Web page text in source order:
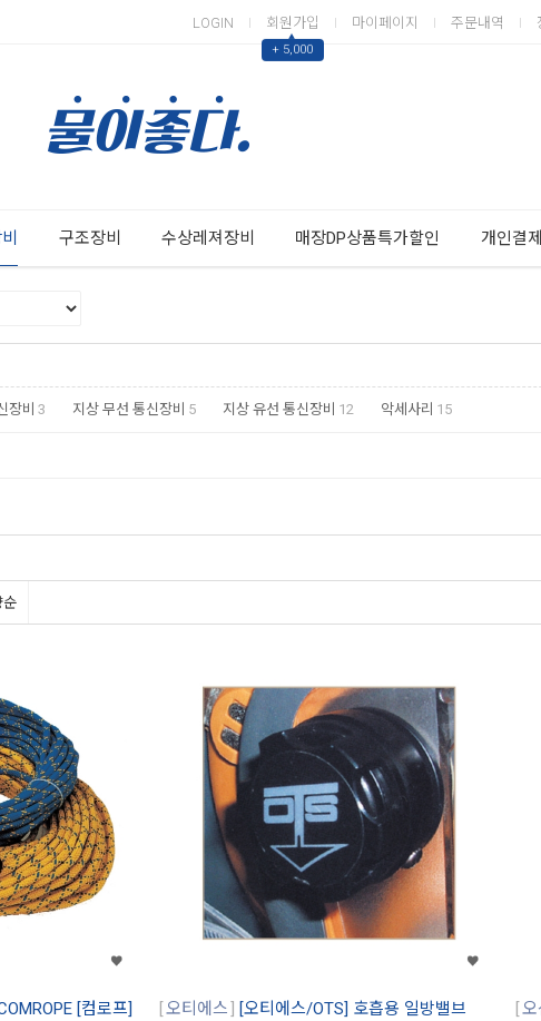
LOGIN 회원가입
▲
+ 5,000
마이페이지 주문내역
구조장비 수상레져장비 매장DP상품특가할인 개인결제
장비 3 지상 무선 통신장비 5 지상 유선 통신장비 12 악세사리 15
순
[컴로프]
오티에스
[오티에스/OTS] 호흡용 일방밸브
오